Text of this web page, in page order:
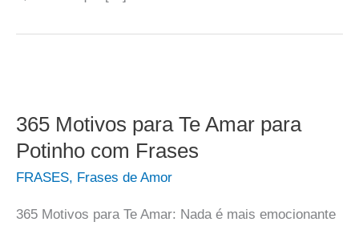
365 Motivos para Te Amar para
Potinho com Frases
FRASES, Frases de Amor
365 Motivos para Te Amar: Nada é mais emocionante